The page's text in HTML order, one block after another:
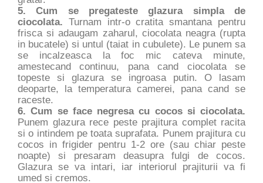
5. Cum se pregateste glazura simpla de
ciocolata. Turnam intr-o cratita smantana pentru
frisca si adaugam zaharul, ciocolata neagra (rupta
in bucatele) si untul (taiat in cubulete). Le punem sa
se incalzeasca la foc mic cateva minute,
amestecand continuu, pana cand ciocolata se
topeste si glazura se ingroasa putin. O lasam
deoparte, la temperatura camerei, pana cand se
raceste.
6. Cum se face negresa cu cocos si ciocolata.
Punem glazura rece peste prajitura complet racita
si o intindem pe toata suprafata. Punem prajitura cu
cocos in frigider pentru 1-2 ore (sau chiar peste
noapte) si presaram deasupra fulgi de cocos.
Glazura se va intari, iar interiorul prajiturii va fi
umed si cremos.